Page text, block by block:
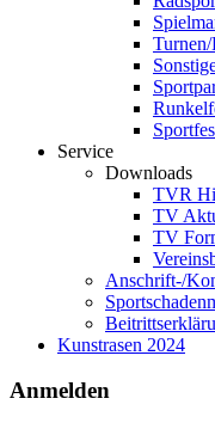
Service
Downloads
TVR
TV
TV
Anschrift-/
Kunstrasen 2024
Anmelden